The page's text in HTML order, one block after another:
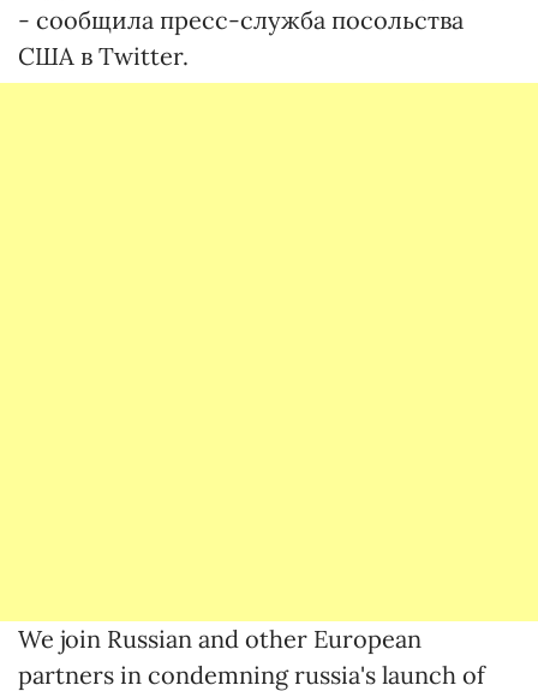
- сообщила пресс-служба посольства
США в Twitter.
We join Russian and other European
partners in condemning russia's launch of